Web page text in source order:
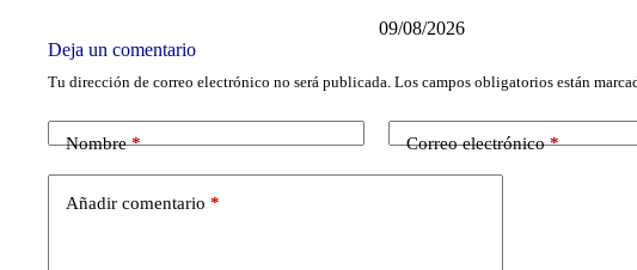
09/08/2026
Deja un comentario
Tu dirección de correo electrónico no será publicada. Los campos obligatorios están
Nombre* Correo electrónico*
Añadir comentario *